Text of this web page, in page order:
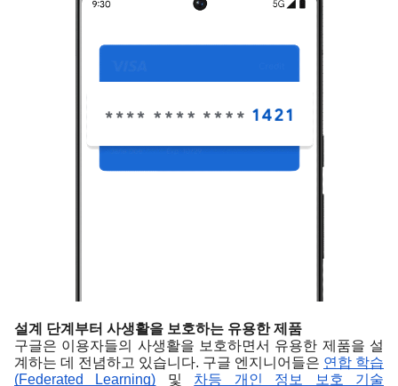
설계 단계부터 사생활을 보호하는 유용한 제품
구글은 이용자들의 사생활을 보호하면서 유용한 제품을 설
계하는 데 전념하고 있습니다. 구글 엔지니어들은 연합 학습
(Federated Learning) 및 차등 개인 정보 보호 기술